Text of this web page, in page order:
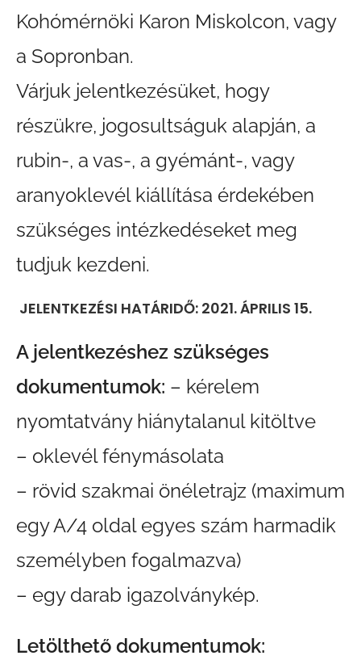
Kohómérnöki Karon Miskolcon, vagy
a Sopronban.
Várjuk jelentkezésüket, hogy
részükre, jogosultságuk alapján, a
rubin-, a vas-, a gyémánt-, vagy
aranyoklevél kiállítása érdekében
szükséges intézkedéseket meg
tudjuk kezdeni.
JELENTKEZÉSI HATÁRIDŐ: 2021. ÁPRILIS 15.
A jelentkezéshez szükséges
dokumentumok: – kérelem
nyomtatvány hiánytalanul kitöltve
– oklevél fénymásolata
– rövid szakmai önéletrajz (maximum
egy A/4 oldal egyes szám harmadik
személyben fogalmazva)
– egy darab igazolványkép.
Letölthető dokumentumok: